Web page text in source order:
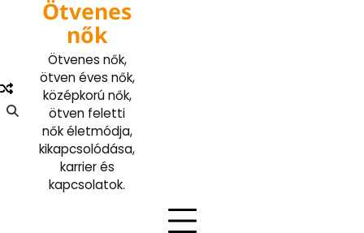
Ötvenes
nők
Ötvenes nők,
ötven éves nők,
középkorú nők,
ötven feletti
nők életmódja,
kikapcsolódása,
karrier és
kapcsolatok.